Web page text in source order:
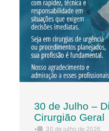
30 de Julho –
Cirurgião Geral
• 30 de julho de 2026